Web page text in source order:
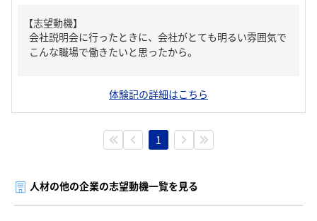
【志望動機】
会社説明会に行ったときに、会社がとても明るい雰囲気で
こんな職場で働きたいと思ったから。
体験記の詳細はこちら
1
人材の他の企業の志望動機一覧を見る